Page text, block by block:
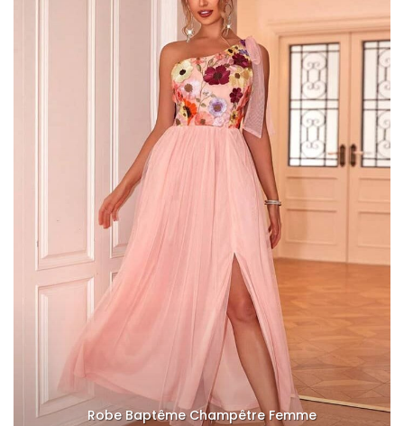
Robe Baptême Champêtre Femme